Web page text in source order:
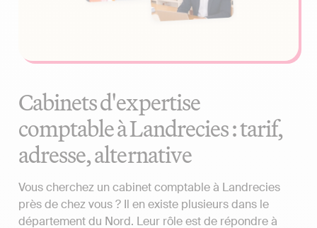
Cabinets d'expertise
comptable à Landrecies : tarif,
adresse, alternative
Vous cherchez un cabinet comptable à Landrecies
près de chez vous ? Il en existe plusieurs dans le
département du Nord. Leur rôle est de répondre à